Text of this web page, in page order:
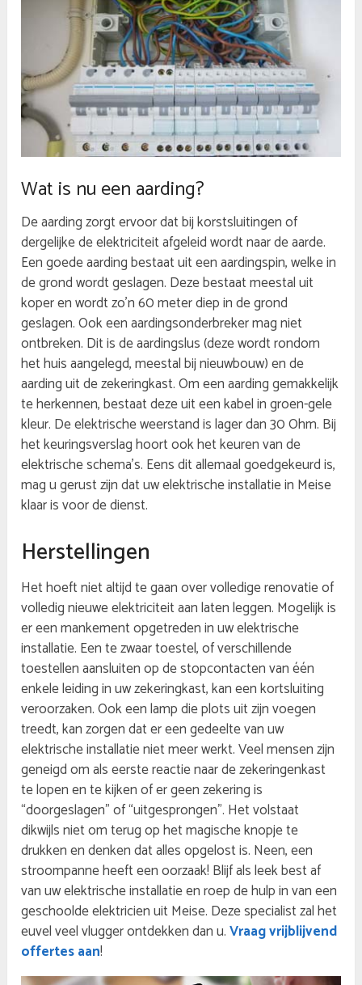
Wat is nu een aarding?
De aarding zorgt ervoor dat bij korstsluitingen of
dergelijke de elektriciteit afgeleid wordt naar de aarde.
Een goede aarding bestaat uit een aardingspin, welke in
de grond wordt geslagen. Deze bestaat meestal uit
koper en wordt zo’n 60 meter diep in de grond
geslagen. Ook een aardingsonderbreker mag niet
ontbreken. Dit is de aardingslus (deze wordt rondom
het huis aangelegd, meestal bij nieuwbouw) en de
aarding uit de zekeringkast. Om een aarding gemakkelijk
te herkennen, bestaat deze uit een kabel in groen-gele
kleur. De elektrische weerstand is lager dan 30 Ohm. Bij
het keuringsverslag hoort ook het keuren van de
elektrische schema’s. Eens dit allemaal goedgekeurd is,
mag u gerust zijn dat uw elektrische installatie in Meise
klaar is voor de dienst.
Herstellingen
Het hoeft niet altijd te gaan over volledige renovatie of
volledig nieuwe elektriciteit aan laten leggen. Mogelijk is
er een mankement opgetreden in uw elektrische
installatie. Een te zwaar toestel, of verschillende
toestellen aansluiten op de stopcontacten van één
enkele leiding in uw zekeringkast, kan een kortsluiting
veroorzaken. Ook een lamp die plots uit zijn voegen
treedt, kan zorgen dat er een gedeelte van uw
elektrische installatie niet meer werkt. Veel mensen zijn
geneigd om als eerste reactie naar de zekeringenkast
te lopen en te kijken of er geen zekering is
“doorgeslagen” of “uitgesprongen”. Het volstaat
dikwijls niet om terug op het magische knopje te
drukken en denken dat alles opgelost is. Neen, een
stroompanne heeft een oorzaak! Blijf als leek best af
van uw elektrische installatie en roep de hulp in van een
geschoolde elektricien uit Meise. Deze specialist zal het
euvel veel vlugger ontdekken dan u.Vraag vrijblijvend
offertes aan!